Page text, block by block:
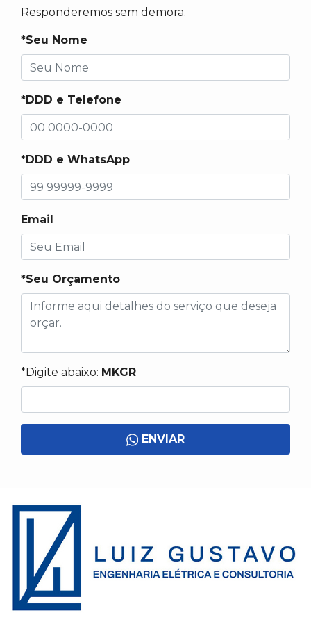
Responderemos sem demora.
*Seu Nome
*DDD e Telefone
*DDD e WhatsApp
Email
*Seu Orçamento
*Digite abaixo: MKGR
ENVIAR